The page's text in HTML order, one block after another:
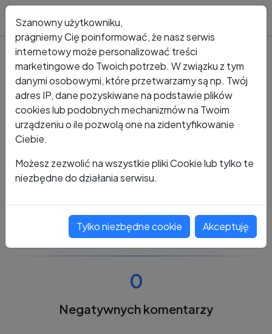
Kto dzwonił? Numer +48 426 356 583
+48 426 356 583
0
Negatywnych komentarzy
Szanowny użytkowniku,
pragniemy Cię poinformować, że nasz serwis
internetowy może personalizować treści
marketingowe do Twoich potrzeb. W związku z tym
danymi osobowymi, które przetwarzamy są np. Twój
adres IP, dane pozyskiwane na podstawie plików
cookies lub podobnych mechanizmów na Twoim
urządzeniu o ile pozwolą one na zidentyfikowanie
Ciebie.
Możesz zezwolić na wszystkie pliki Cookie lub tylko te
niezbędne do działania serwisu.
Tylko niezbędne cookie Akceptuję